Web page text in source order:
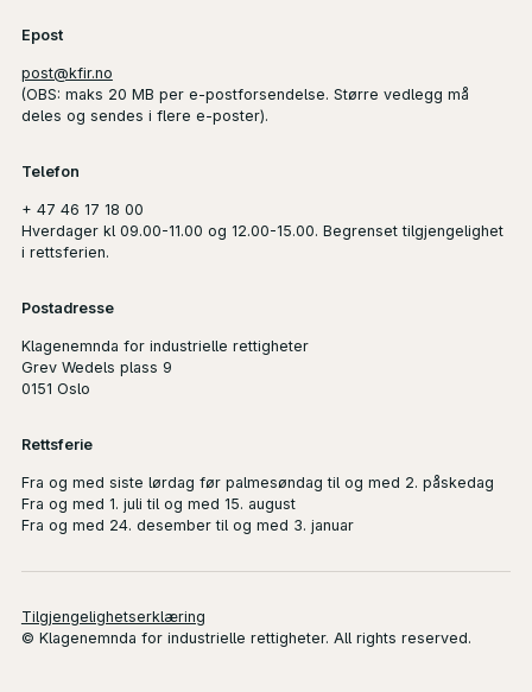
Epost
post@kfir.no
(OBS: maks 20 MB per e-postforsendelse. Større vedlegg må
deles og sendes i flere e-poster).
Telefon
+ 47 46 17 18 00
Hverdager kl 09.00-11.00 og 12.00-15.00. Begrenset tilgjengelighet
i rettsferien.
Postadresse
Klagenemnda for industrielle rettigheter
Grev Wedels plass 9
0151 Oslo
Rettsferie
Fra og med siste lørdag før palmesøndag til og med 2. påskedag
Fra og med 1. juli til og med 15. august
Fra og med 24. desember til og med 3. januar
Tilgjengelighetserklæring
© Klagenemnda for industrielle rettigheter. All rights reserved.